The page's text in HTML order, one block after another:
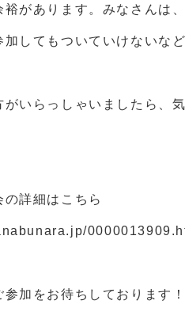
裕があります。みなさんは
加してもついていけないな
がいらっしゃいましたら、
の詳細はこちら
加をお待ちしております！